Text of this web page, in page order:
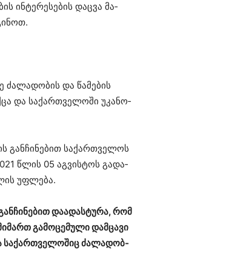
ინ­ტე­რე­სე­ბის დაც­ვა მა­
ძა­ლა­დო­ბის და წა­მე­ბის
და სა­ქარ­თვე­ლო­ში უკა­ნო­
გან­ჩი­ნე­ბით სა­ქარ­თვე­ლოს
წლის 05 აგ­ვის­ტოს გა­და­
უფ­ლე­ბა.
და­ა­დას­ტუ­რა, რომ
გა­მო­ცე­მუ­ლი დამ­ცა­ვი
სა­ქარ­თვე­ლო­შიც ძა­ლა­დობ­